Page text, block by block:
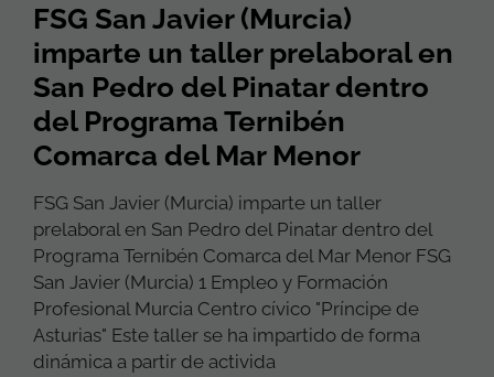
FSG San Javier (Murcia)
imparte un taller prelaboral en
San Pedro del Pinatar dentro
del Programa Ternibén
Comarca del Mar Menor
FSG San Javier (Murcia) imparte un taller
prelaboral en San Pedro del Pinatar dentro del
Programa Ternibén Comarca del Mar Menor FSG
San Javier (Murcia) 1 Empleo y Formación
Profesional Murcia Centro cívico "Príncipe de
Asturias" Este taller se ha impartido de forma
dinámica a partir de activida